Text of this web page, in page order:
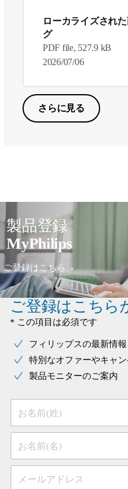
ローカライズされ
グ
PDF file, 527.9 kB
2026/07/06
さらに見る
製品登録
MyPhilips
ご登録はこちら
ご登録はこちら
* この項目は必須です
フィリップスの最新情
特別なオファーやキャ
製品モニターのご案内
お名前(姓)
お名前(名)
メールアドレス